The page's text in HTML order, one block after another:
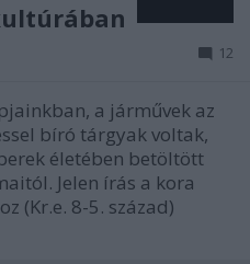
12
a járművek az
bíró tárgyak voltak,
életében betöltött
Jelen írás a kora
(Kr.e. 8-5. század)